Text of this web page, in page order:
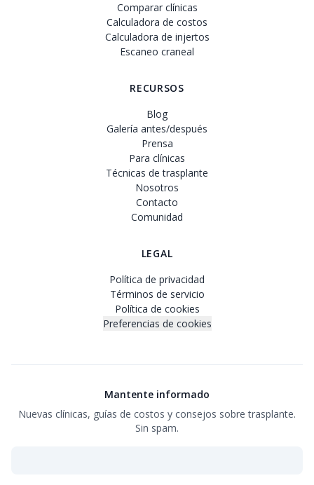
Comparar clínicas
Calculadora de costos
Calculadora de injertos
Escaneo craneal
RECURSOS
Blog
Galería antes/después
Prensa
Para clínicas
Técnicas de trasplante
Nosotros
Contacto
Comunidad
LEGAL
Política de privacidad
Términos de servicio
Política de cookies
Preferencias de cookies
Mantente informado
Nuevas clínicas, guías de costos y consejos sobre trasplante.
Sin spam.